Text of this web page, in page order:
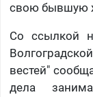
свою бывшую
Со ссылкой
вестей"
дела